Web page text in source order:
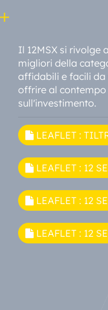
Il 12MSX si rivolge
migliori della
affidabili e facili da
offrire al
sull'investimento.
LEAFLET :
LEAFLET : 12
LEAFLET : 12
LEAFLET : 12